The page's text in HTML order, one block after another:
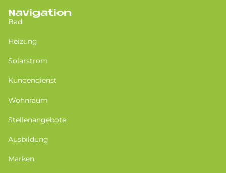
Navigation
Bad
Heizung
Solarstrom
Kundendienst
Wohnraum
Stellenangebote
Ausbildung
Marken